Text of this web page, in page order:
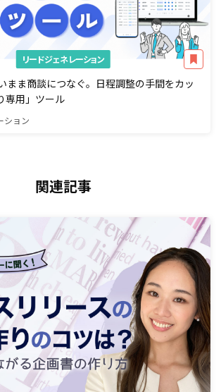
リードジェネレーション
まま商談につなぐ。日程調整の手間をカッ
専用」ツール
ション
関連記事